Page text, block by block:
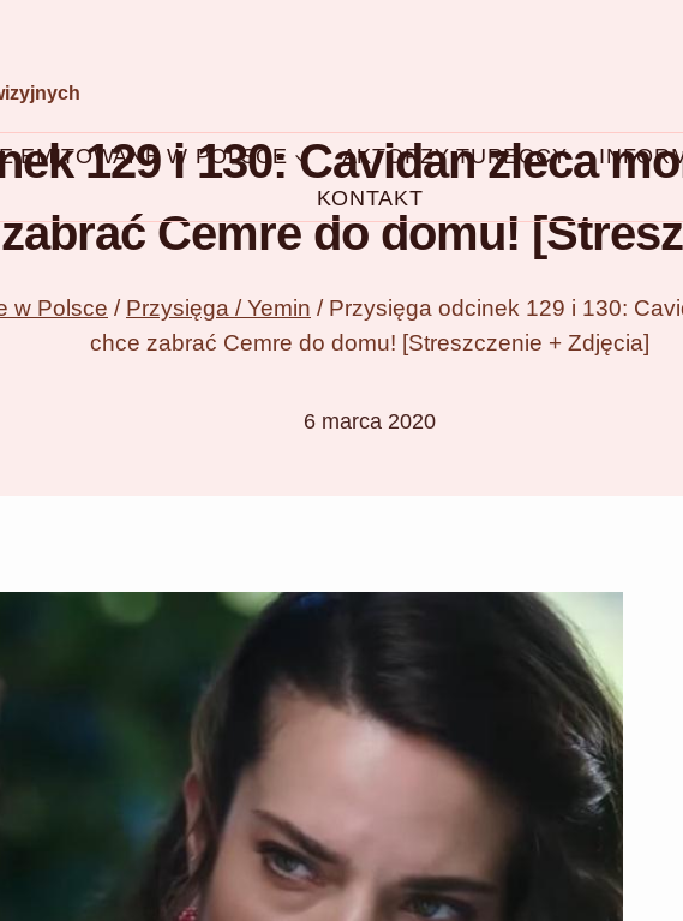
EMITOWANE W POLSCE AKTORZY TURECCY
KONTAKT
129 i 130: Cavidan zleca
Cemre do domu!
w Polsce / Przysięga / Yemin / Przysięga odcinek 129 i 130:
chce zabrać Cemre do domu! [Streszczenie + Zdjęcia]
6 marca 2020